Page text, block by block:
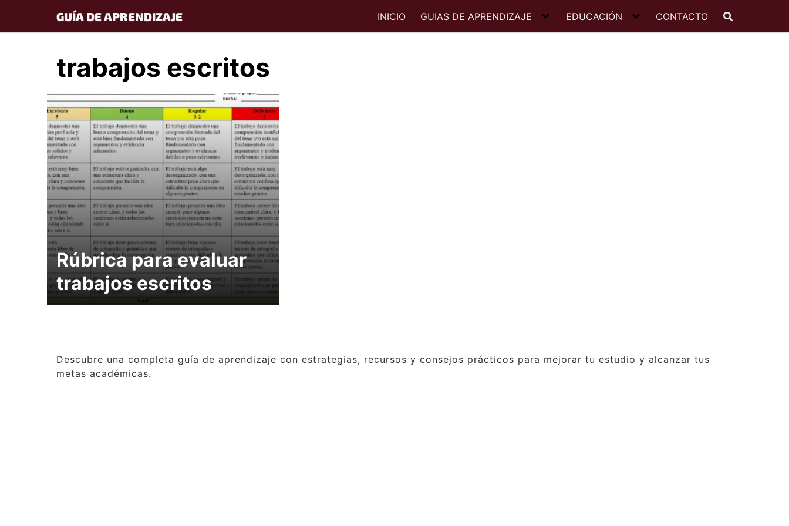
content
GUÍA DE APRENDIZAJE INICIO GUIAS DE APRENDIZAJE EDUCACIÓN CONTACTO
trabajos escritos
Rúbrica para evaluar
trabajos escritos
Descubre una completa guía de aprendizaje con estrategias, recursos y consejos prácticos para mejorar tu estudio y alcanzar tus
metas académicas.